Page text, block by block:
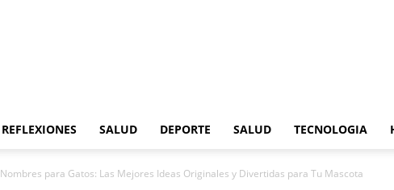
REFLEXIONES SALUD DEPORTE SALUD TECNOLOGIA
Nombres para Gatos: Las Mejores Ideas Originales y Divertidas para Tu Mascota